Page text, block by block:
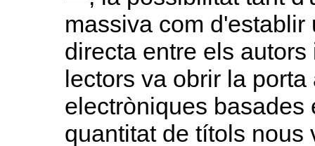
massiva com
directa entre els
lectors va obrir la
electròniques basades
quantitat de títols nous